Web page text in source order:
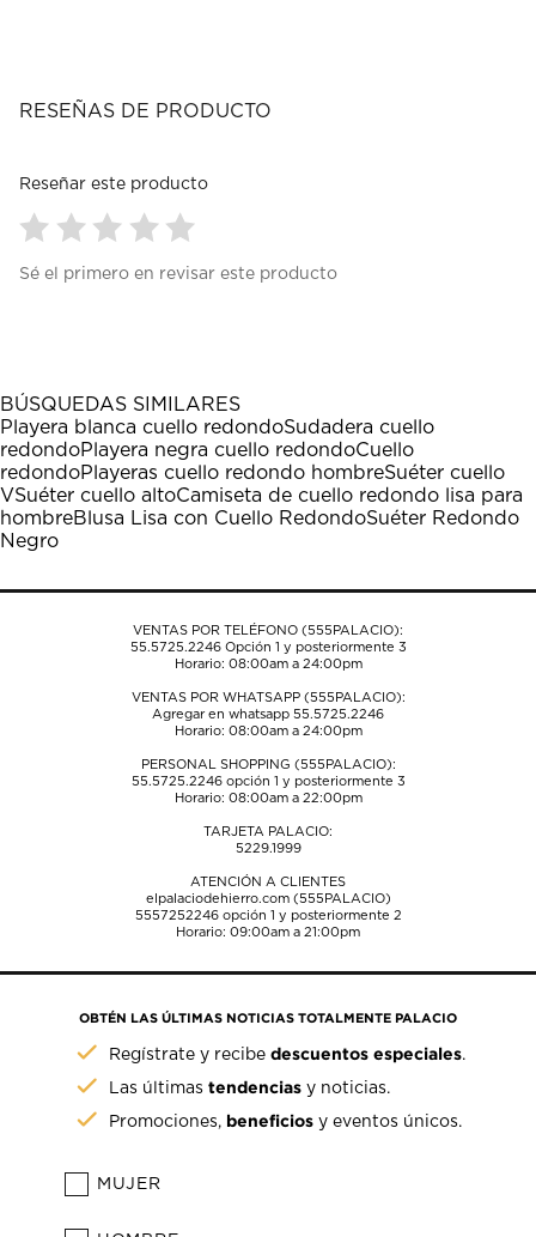
RESEÑAS DE PRODUCTO
Reseñar este producto
para
1
estrella
Esta
acción
abrirá
el
formulario
de
para
estrellas.
Esta
acción
abrirá
el
formulario
de
para
estrellas.
Esta
acción
abrirá
el
formulario
para
estrellas.
Esta
acción
abrirá
el
formulario
para
estrellas.
Esta
acción
abrirá
el
formulario
Sé el primero en revisar este producto
BÚSQUEDAS SIMILARES
Playera blanca cuello redondoSudadera cuello
redondoPlayera negra cuello redondoCuello
redondoPlayeras cuello redondo hombreSuéter cuello
VSuéter cuello altoCamiseta de cuello redondo lisa para
hombreBlusa Lisa con Cuello RedondoSuéter Redondo
Negro
VENTAS POR TELÉFONO (555PALACIO):
55.5725.2246Opción 1 y posteriormente 3
Horario: 08:00am a 24:00pm
VENTAS POR WHATSAPP (555PALACIO):
Agregar en whatsapp 55.5725.2246
Horario: 08:00am a 24:00pm
PERSONAL SHOPPING (555PALACIO):
55.5725.2246opción 1 y posteriormente 3
Horario: 08:00am a 22:00pm
TARJETA PALACIO:
5229.1999
ATENCIÓN A CLIENTES
elpalaciodehierro.com (555PALACIO)
5557252246opción 1 y posteriormente 2
Horario: 09:00am a 21:00pm
OBTÉN LAS ÚLTIMAS NOTICIAS TOTALMENTE PALACIO
Regístrate y recibedescuentos especiales.
Las últimastendencias y noticias.
Promociones, beneficios y eventos únicos.
MUJER